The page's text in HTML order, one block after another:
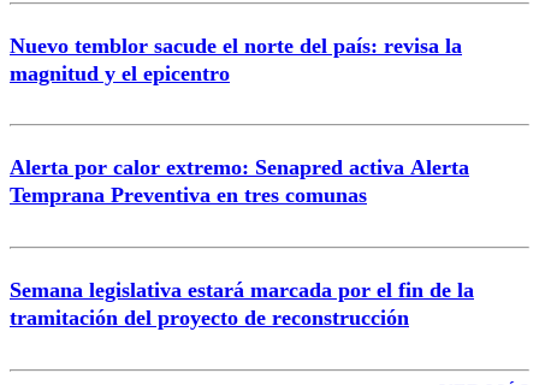
Nuevo temblor sacude el norte del país: revisa la
magnitud y el epicentro
Alerta por calor extremo: Senapred activa Alerta
Temprana Preventiva en tres comunas
Semana legislativa estará marcada por el fin de la
tramitación del proyecto de reconstrucción